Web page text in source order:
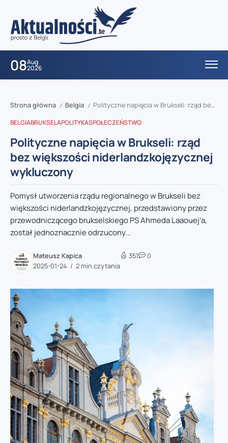
08Aug
2026
Strona główna / Belgia / Polityczne napięcia w Brukseli: rząd bez większości niderlandzkojęzycznej wykluczony
BELGIABRUKSELAPOLITYKASPOŁECZEŃSTWO
Polityczne napięcia w Brukseli: rząd
bez większości niderlandzkojęzycznej
wykluczony
Pomysł utworzenia rządu regionalnego w Brukseli bez
większości niderlandzkojęzycznej, przedstawiony przez
przewodniczącego brukselskiego PS Ahmeda Laaouej’a,
został jednoznacznie odrzucony...
Mateusz Kapica
2025-01-24
2 min czytania
351 0